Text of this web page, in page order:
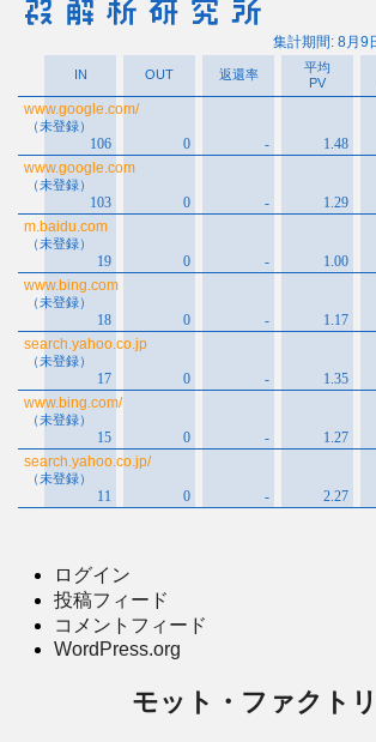
カ
ログイン
投稿フィード
コメントフィード
WordPress.org
モット・ファクト